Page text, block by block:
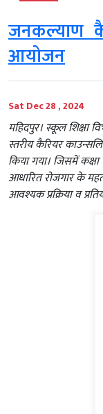
जनकल्याण
आयोजन
Sat Dec 28 , 2024
महिदपुर। स्कूल शिक्षा
स्तरीय कैरियर
किया गया। जिसमें
आधारित रोजगार के
आवश्यक प्रक्रिया व